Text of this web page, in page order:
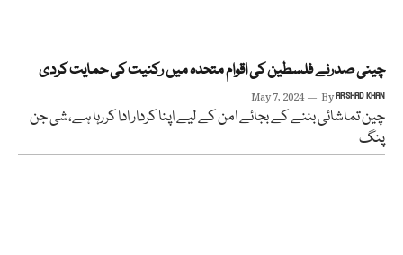
چینی صدرنے فلسطین کی اقوام متحدہ میں رکنیت کی حمایت کردی
May 7, 2024 ByARSHAD KHAN
چین تماشائی بننے کے بجائے امن کے لیے اپنا کردار ادا کررہا ہے،شی جن
پنگ